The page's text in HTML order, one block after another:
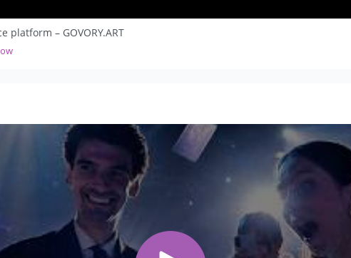
platform – GOVORY.ART